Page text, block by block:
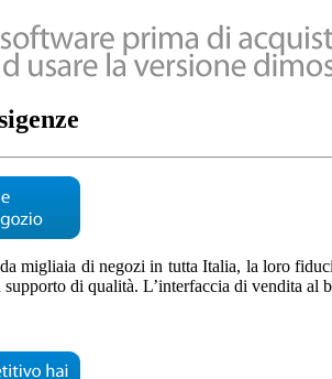
migliaia di negozi in tutta Italia, la loro
di qualità. L’interfaccia di vendita